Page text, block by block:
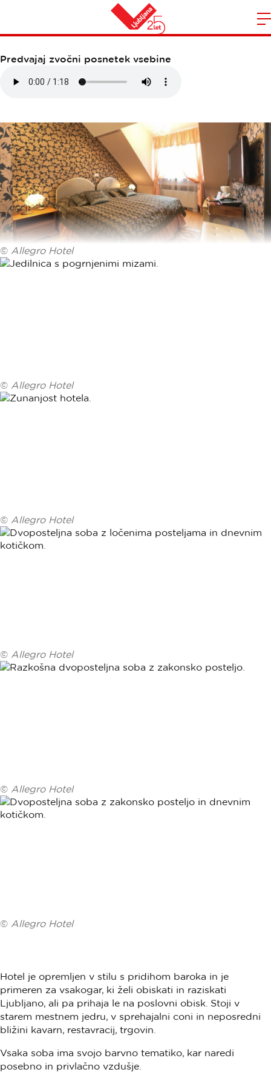
Domov
ALLEGRO HOTEL
Predvajaj zvočni posnetek vsebine
© Allegro Hotel
© Allegro Hotel
© Allegro Hotel
© Allegro Hotel
© Allegro Hotel
© Allegro Hotel
Hotel je opremljen v stilu s pridihom baroka in je
primeren za vsakogar, ki želi obiskati in raziskati
Ljubljano, ali pa prihaja le na poslovni obisk. Stoji v
starem mestnem jedru, v sprehajalni coni in neposredni
bližini kavarn, restavracij, trgovin.
Vsaka soba ima svojo barvno tematiko, kar naredi
posebno in privlačno vzdušje.